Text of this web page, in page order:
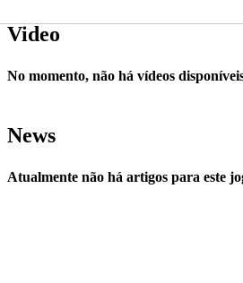
Video
No momento, não há vídeos
News
Atualmente não há artigos para este